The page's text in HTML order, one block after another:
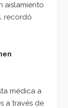
aislamiento
recordó
médica a
a través de